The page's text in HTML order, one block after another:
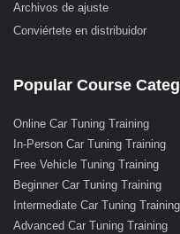
Archivos de ajuste
Conviértete en distribuidor
Popular Course
Online Car Tuning Training
In-Person Car Tuning Training
Free Vehicle Tuning Training
Beginner Car Tuning Training
Intermediate Car Tuning Training
Advanced Car Tuning Training